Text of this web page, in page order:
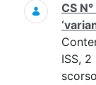
CS
ISS,